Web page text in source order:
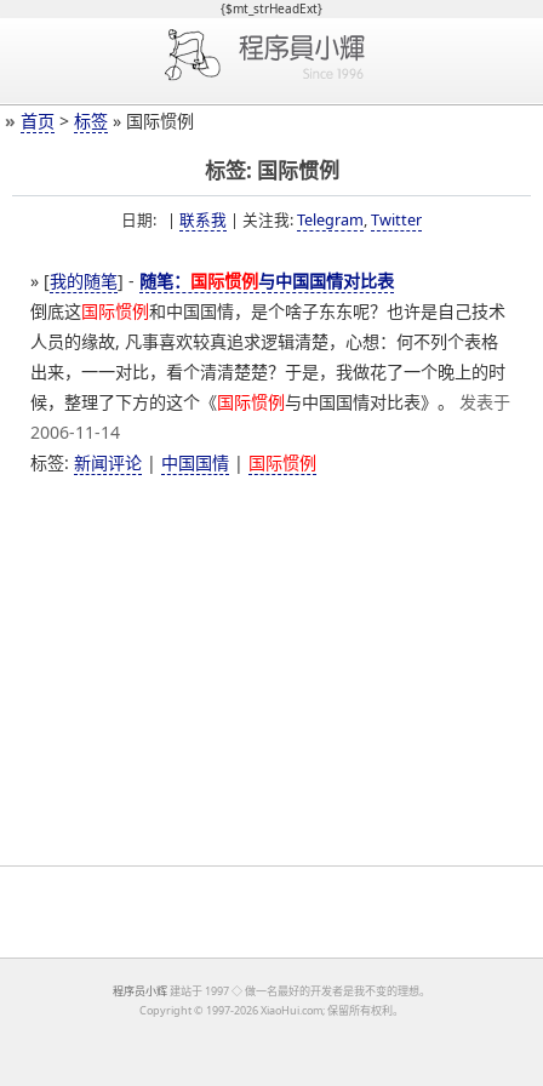
{$mt_strHeadExt}
» 首页 > 标签 » 国际惯例
标签: 国际惯例
日期: | 联系我 | 关注我:Telegram,Twitter
» [我的随笔] - 随笔： 国际惯例与中国国情对比表
倒底这国际惯例和中国国情，是个啥子东东呢？也许是自己技术
人员的缘故, 凡事喜欢较真追求逻辑清楚，心想：何不列个表格
出来，一一对比，看个清清楚楚？于是，我做花了一个晚上的时
候，整理了下方的这个《国际惯例与中国国情对比表》。 发表于
2006-11-14
标签: 新闻评论 | 中国国情 | 国际惯例
程序员小辉 建站于 1997 ◇ 做一名最好的开发者是我不变的理想。
Copyright © 1997-2026 XiaoHui.com; 保留所有权利。